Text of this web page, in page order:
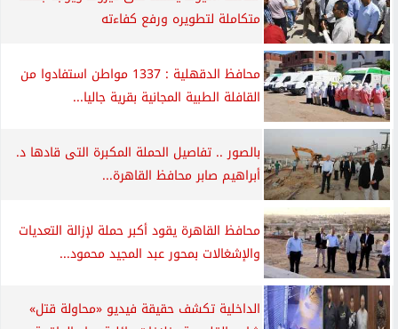
متكاملة لتطويره ورفع كفاءته
محافظ الدقهلية : 1337 مواطن استفادوا من
القافلة الطبية المجانية بقرية جاليا...
بالصور .. تفاصيل الحملة المكبرة التى قادها د.
أبراهيم صابر محافظ القاهرة...
محافظ القاهرة يقود أكبر حملة لإزالة التعديات
والإشغالات بمحور عبد المجيد محمود...
الداخلية تكشف حقيقة فيديو «محاولة قتل»